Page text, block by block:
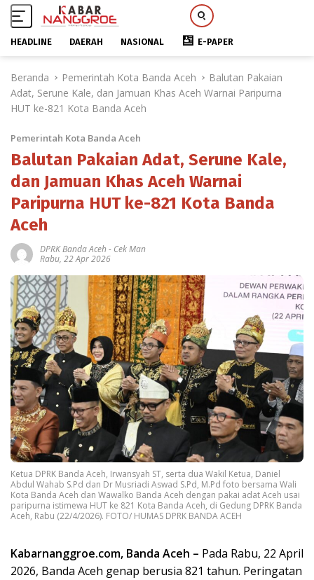
HEADLINE DAERAH NASIONAL E-PAPER
Beranda Pemerintah Kota Banda Aceh
Balutan Pakaian
Adat, Serune Kale, dan Jamuan Khas Aceh Warnai Paripurna
HUT ke-821 Kota Banda Aceh
Pemerintah Kota Banda Aceh
Balutan Pakaian Adat, Serune Kale,
dan Jamuan Khas Aceh Warnai
Paripurna HUT ke-821 Kota Banda
Aceh
DPRK Banda Aceh - Cek Man
Rabu, 22 Apr 2026
Ketua DPRK Banda Aceh, Irwansyah ST, serta dua Wakil Ketua, Daniel
Abdul Wahab S.Pd dan Dr Musriadi Aswad S.Pd, M.Pd foto bersama Wali
Kota Banda Aceh dan Wawalko Banda Aceh dengan pakai adat Aceh usai
paripurna istimewa HUT ke 821 Kota Banda Aceh, di Gedung DPRK Banda
Aceh, Rabu (22/4/2026). FOTO/ HUMAS DPRK BANDA ACEH
Kabarnanggroe.com, Banda Aceh – Pada Rabu, 22 April
2026, Banda Aceh genap berusia 821 tahun. Peringatan